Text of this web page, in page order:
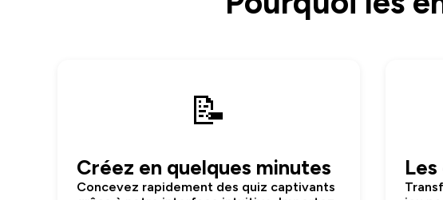
📝
Créez en quelques minutes
Concevez rapidement des quiz captivants